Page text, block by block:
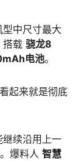
中尺寸最大
搭载骁龙8
电池。
起来就是彻底
续沿用上一
爆料人智慧